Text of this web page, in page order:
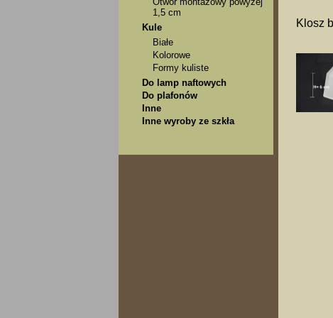
1,5 cm
Kule
Białe
Kolorowe
Formy kuliste
Do lamp naftowych
Do plafonów
Inne
Inne wyroby ze szkła
Klosz